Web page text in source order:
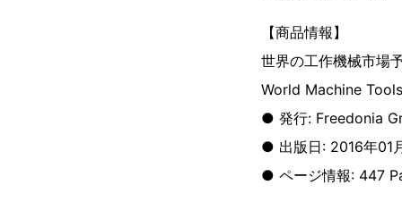
【商品情報】
世界の工作機械市場
World Machine Tools
● 発行: Freedonia
● 出版日: 2016年01
● ページ情報: 447